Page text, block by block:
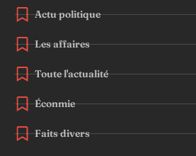
Actu politique
Les affaires
Toute l'actualité
Éconmie
Faits divers